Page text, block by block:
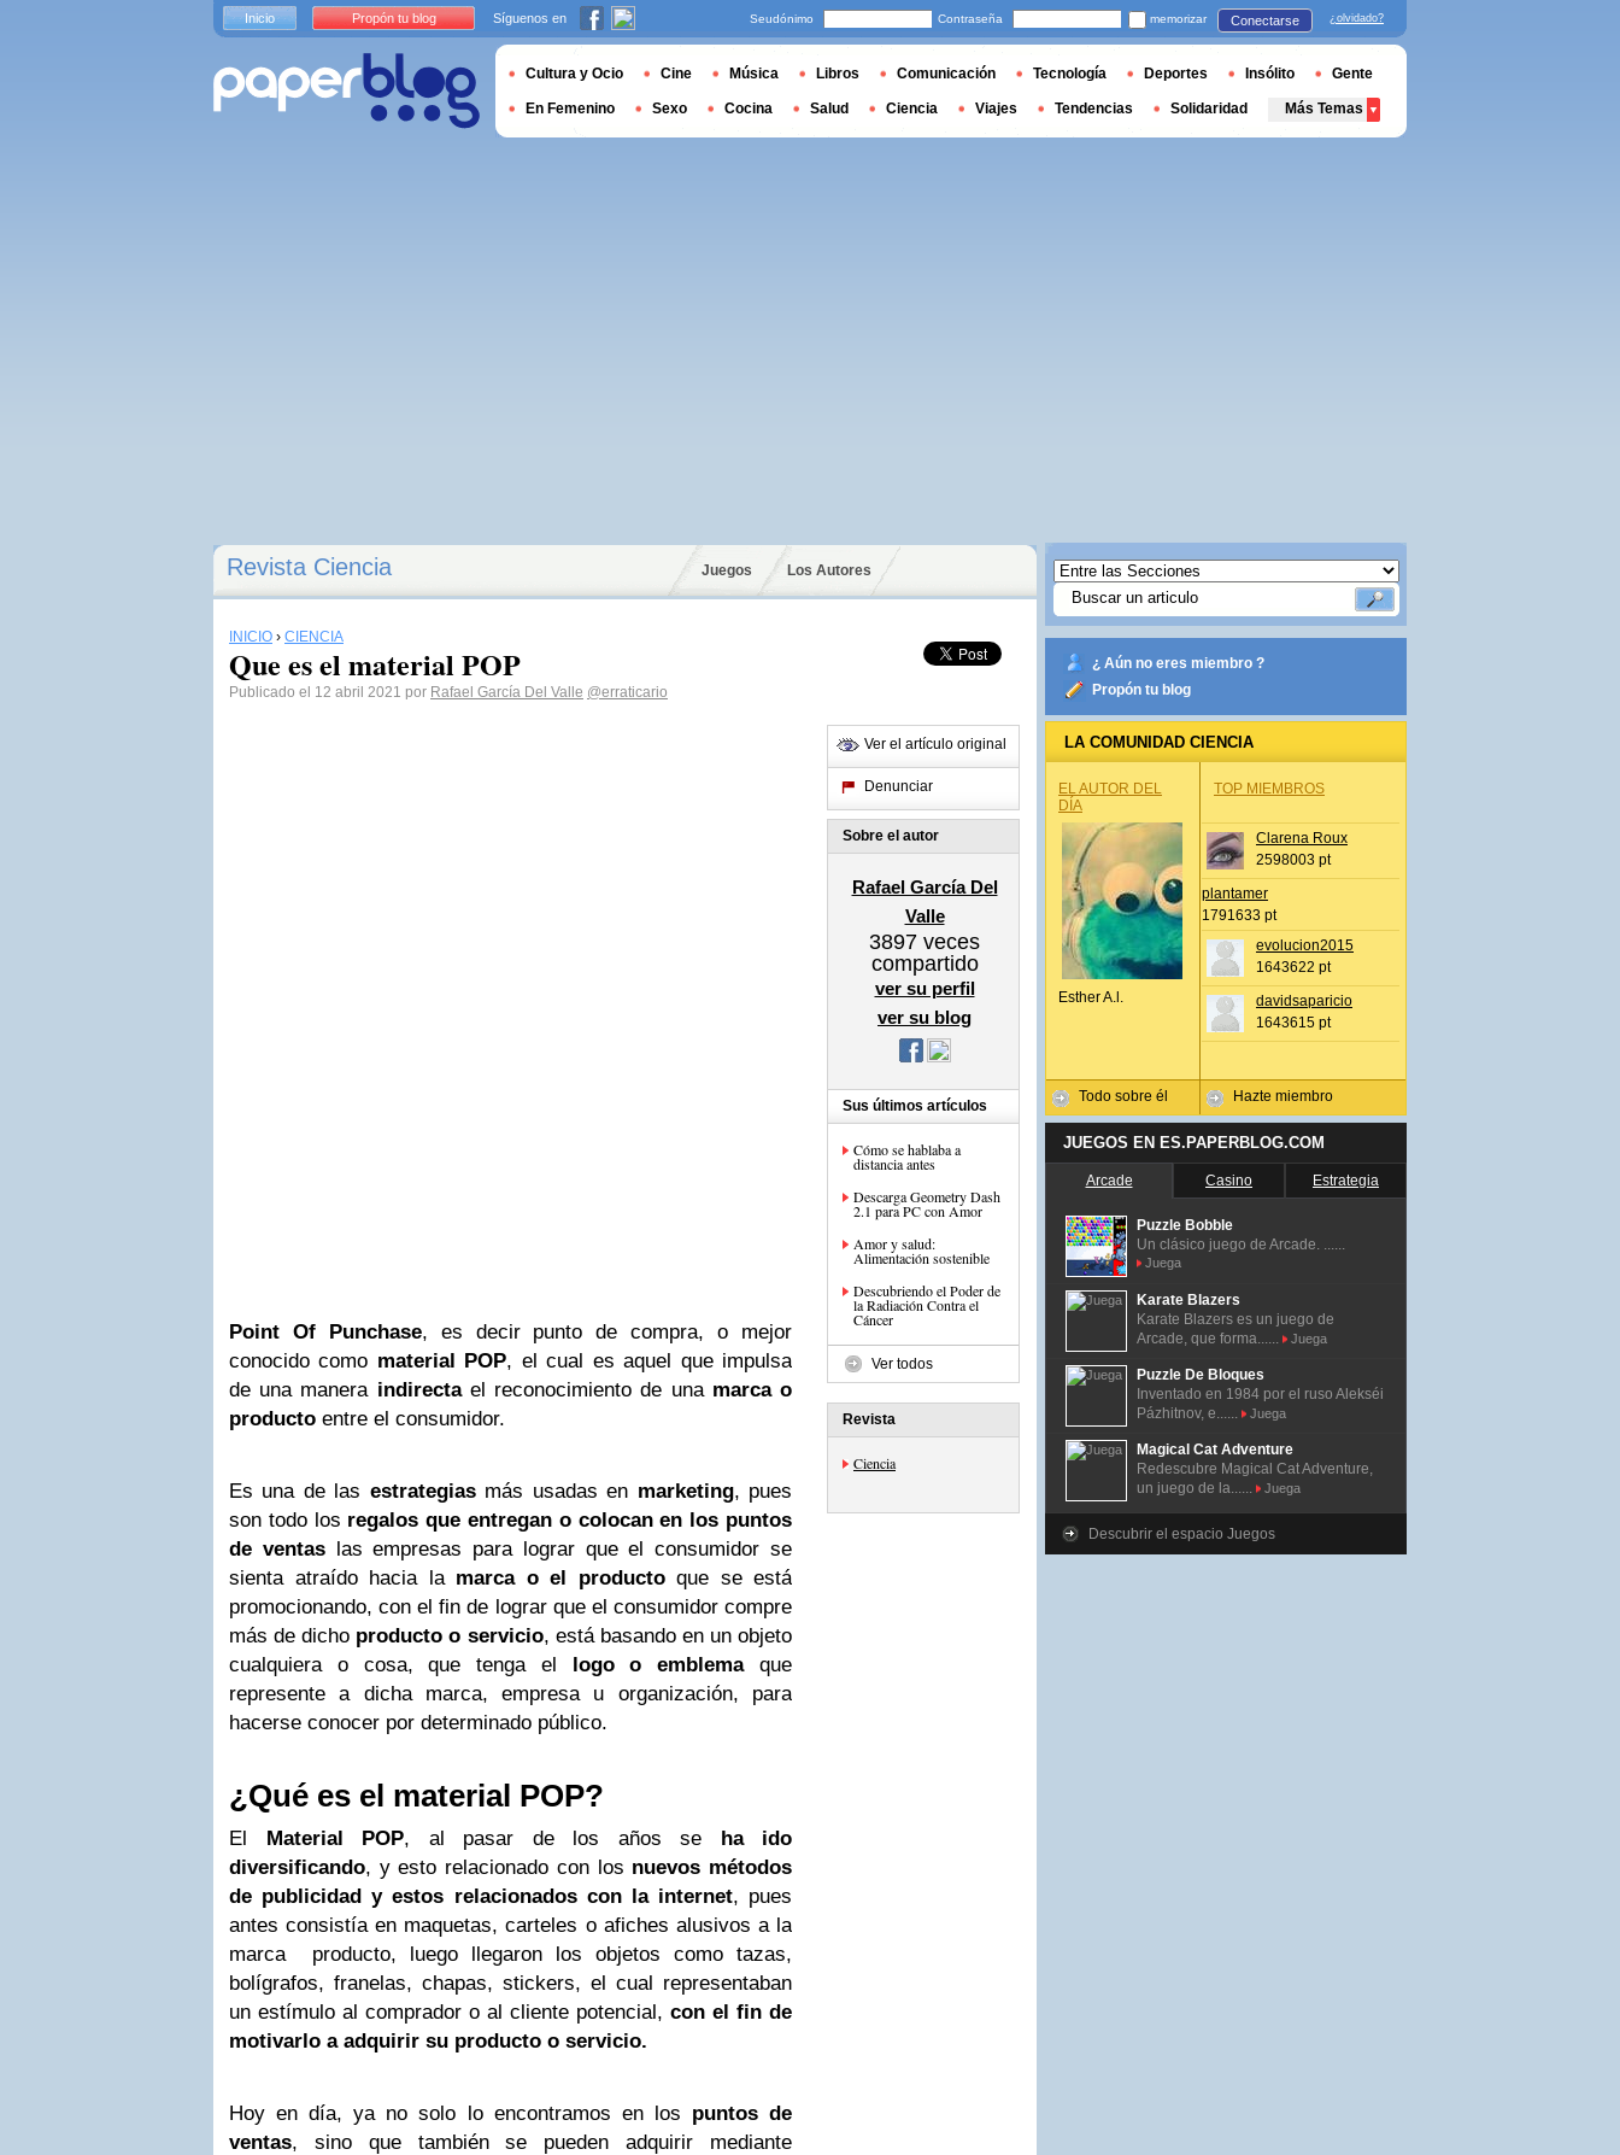
Revista Ciencia Juegos Los Autores
INICIO › CIENCIA
Que es el material POP
Publicado el 12 abril 2021 por Rafael García Del Valle @erraticario
Point Of Punchase, es decir punto de compra, o mejor
conocido como material POP, el cual es aquel que impulsa
de una manera indirectael reconocimiento de una marca o
producto entre el consumidor.
Es una de las estrategiasmás usadas en marketing, pues
son todo los regalos que entregan o colocan en los puntos
de ventaslas empresas para lograr que el consumidor se
sienta atraído hacia la marca o el productoque se está
promocionando, con el fin de lograr que el consumidor compre
más de dicho producto o servicio, está basando en un objeto
cualquiera o cosa, que tenga el logo o emblemaque
represente a dicha marca, empresa u organización, para
hacerse conocer por determinado público.
¿Qué es el material POP?
El Material POP, al pasar de los años se ha ido
diversificando, y esto relacionado con los nuevos métodos
de publicidad y estos relacionados con la internet, pues
antes consistía en maquetas, carteles o afiches alusivos a la
marca producto, luego llegaron los objetos como tazas,
bolígrafos, franelas, chapas, stickers, el cual representaban
un estímulo al comprador o al cliente potencial, con el fin de
motivarlo a adquirir su producto o servicio.
Hoy en día, ya no solo lo encontramos en los puntos de
ventas, sino que también se pueden adquirir mediante
Ver el artículo original
Denunciar
Sobre el autor
Rafael García Del
Valle
3897 veces
compartido
ver su perfil
ver su blog
Sus últimos artículos
Cómo se hablaba a
distancia antes
Descarga Geometry Dash
2.1 para PC con Amor
Amor y salud:
Alimentación sostenible
Descubriendo el Poder de
la Radiación Contra el
Cáncer
Ver todos
Revista
Ciencia
¿ Aún no eres miembro ?
Propón tu blog
LA COMUNIDAD CIENCIA
EL AUTOR DEL
DÍA
Esther A.l.
Todo sobre él
TOP MIEMBROS
Clarena Roux
2598003 pt
plantamer
1791633 pt
evolucion2015
1643622 pt
davidsaparicio
1643615 pt
Hazte miembro
JUEGOS EN ES.PAPERBLOG.COM
Arcade Casino Estrategia
Puzzle Bobble
Un clásico juego de Arcade. ......
Juega
Karate Blazers
Karate Blazers es un juego de
Arcade, que forma......
Juega
Puzzle De Bloques
Inventado en 1984 por el ruso Alekséi
Pázhitnov, e......
Juega
Magical Cat Adventure
Redescubre Magical Cat Adventure,
un juego de la......
Juega
Descubrir el espacio Juegos
Inicio Propón tu blog Síguenos en Seudónimo Contraseña memorizar Conectarse ¿olvidado?
Cultura y Ocio Cine Música Libros Comunicación Tecnología Deportes Insólito Gente
En Femenino Sexo Cocina Salud Ciencia Viajes Tendencias Solidaridad Más Temas